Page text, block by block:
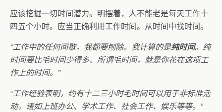
应该挖掘一切时间潜力。明摆着，人不能老是每天工作十
四五个小时。应当正确利用工作时间。从时间中找时间。
“工作中的任何间歇，我都要刨除。我计算的是纯时间。纯
时间要比毛时间少得多。所谓毛时间，就是你花在这项工
作上的时间。”
“工作经验表明，约有十二三小时毛时间可以用于非标准活
动，诸如上班办公、学术工作、社会工作、娱乐等等。”